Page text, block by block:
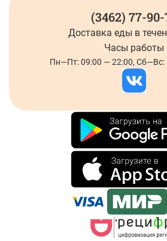
(3462) 77-
Доставка еды в
Часы работы
Пн—Пт: 09:00 — 22:00, Сб—Вс: